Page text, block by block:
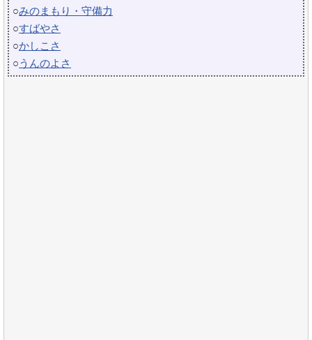
○みのまもり・守備力
○すばやさ
○かしこさ
○うんのよさ